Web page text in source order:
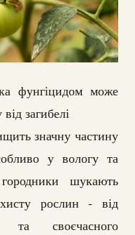
фунгіцидом може
загибелі
значну частину
у вологу та
шукають
рослин - від
та своєчасного